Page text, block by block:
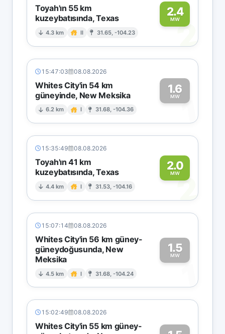
Toyah'ın 55 km
kuzeybatısında, Texas
4.3 km II 31.65, -104.23
2.4
MW2
15:47:03 08.08.2026
Whites City'in 54 km
güneyinde, New Meksika
6.2 km I 31.68, -104.36
1.6
MW1
15:35:49 08.08.2026
Toyah'ın 41 km
kuzeybatısında, Texas
4.4 km I 31.53, -104.16
2.0
MW
2
15:07:14 08.08.2026
Whites City'in 56 km güney-
güneydoğusunda, New
Meksika
4.5 km I 31.68, -104.24
1.5
MW
1
15:02:49 08.08.2026
Whites City'in 55 km güney-